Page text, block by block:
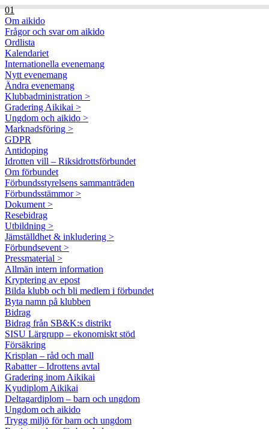
01
Om aikido
Frågor och svar om aikido
Ordlista
Kalendariet
Internationella evenemang
Nytt evenemang
Ändra evenemang
Klubbadministration >
Gradering Aikikai >
Ungdom och aikido >
Marknadsföring >
GDPR
Antidoping
Idrotten vill – Riksidrottsförbundet
Om förbundet
Förbundsstyrelsens sammanträden
Förbundsstämmor >
Dokument >
Resebidrag
Utbildning >
Jämställdhet & inkludering >
Förbundsevent >
Pressmaterial >
Allmän intern information
Kryptering av epost
Bilda klubb och bli medlem i förbundet
Byta namn på klubben
Bidrag
Bidrag från SB&K:s distrikt
SISU Lärgrupp – ekonomiskt stöd
Försäkring
Krisplan – råd och mall
Rabatter – Idrottens avtal
Gradering inom Aikikai
Kyudiplom Aikikai
Deltagardiplom – barn och ungdom
Ungdom och aikido
Trygg miljö för barn och ungdom